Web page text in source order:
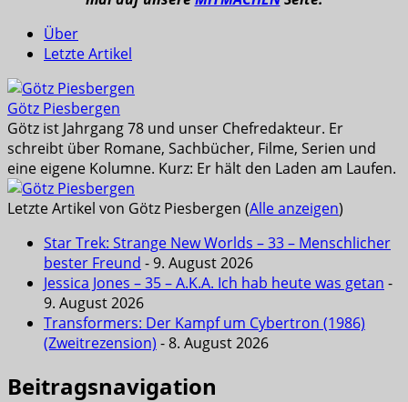
Über
Letzte Artikel
Götz Piesbergen
Götz ist Jahrgang 78 und unser Chefredakteur. Er
schreibt über Romane, Sachbücher, Filme, Serien und
eine eigene Kolumne. Kurz: Er hält den Laden am Laufen.
Letzte Artikel von Götz Piesbergen (Alle anzeigen)
Star Trek: Strange New Worlds – 33 – Menschlicher
bester Freund - 9. August 2026
Jessica Jones – 35 – A.K.A. Ich hab heute was getan -
9. August 2026
Transformers: Der Kampf um Cybertron (1986)
(Zweitrezension) - 8. August 2026
Beitragsnavigation